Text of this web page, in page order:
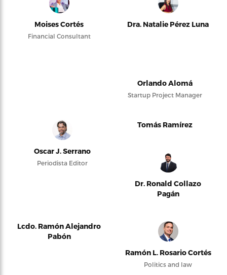
Moises Cortés
Financial Consultant
Dra. Natalie Pérez Luna
Orlando Alomá
Startup Project Manager
Oscar J. Serrano
Periodista Editor
Tomás Ramírez
Dr. Ronald Collazo
Pagán
Lcdo. Ramón Alejandro
Pabón
Ramón L. Rosario Cortés
Politics and law